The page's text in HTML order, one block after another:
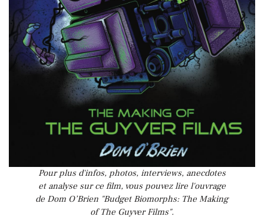
Pour plus d'infos, photos, interviews, anecdotes
et analyse sur ce film, vous pouvez lire l'ouvrage
de Dom O’Brien "Budget Biomorphs: The Making
of The Guyver Films".